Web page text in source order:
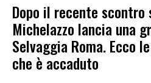
Dopo il recente scontro
Michelazzo lancia una
Selvaggia Roma. Ecco
che è accaduto